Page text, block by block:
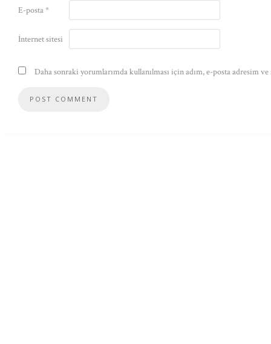
E-posta*
İnternet sitesi
Daha sonraki yorumlarımda kullanılması için adım, e-posta adresim